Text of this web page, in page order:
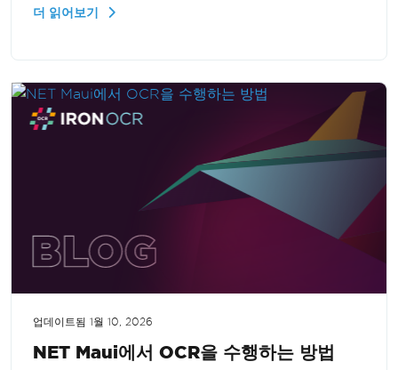
더 읽어보기
업데이트됨 1월 10, 2026
NET Maui에서 OCR을 수행하는 방법